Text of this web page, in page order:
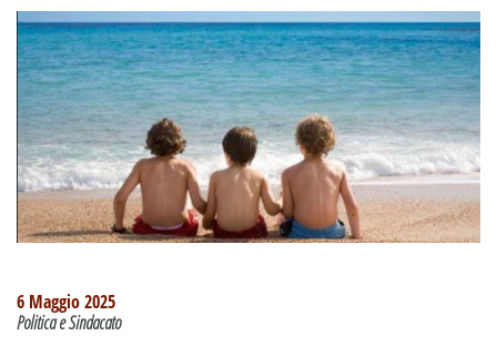
6 Maggio 2025
Politica e Sindacato